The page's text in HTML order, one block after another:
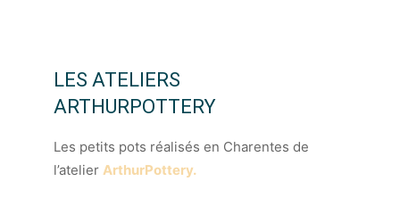
LES ATELIERS
ARTHURPOTTERY
Les petits pots réalisés en Charentes de
l’atelier ArthurPottery.